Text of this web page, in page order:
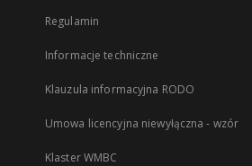
Regulamin
Informacje techniczne
Klauzula informacyjna RODO
Umowa licencyjna niewyłączna - wzór
Klaster WMBC